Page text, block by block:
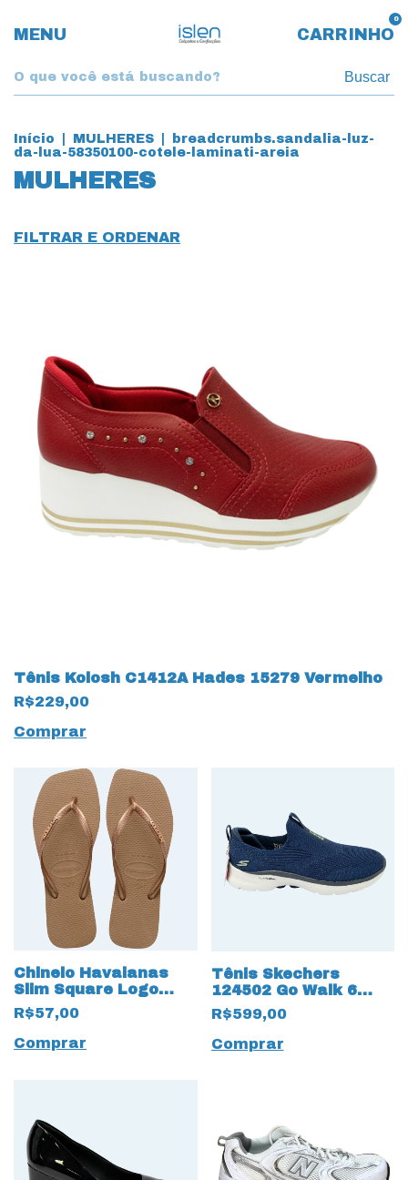
MENU CARRINHO
0
Buscar
Início MULHERES
breadcrumbs.sandalia-luz-
da-lua-58350100-cotele-laminati-areia
MULHERES
FILTRAR E ORDENAR
Tênis Kolosh C1412A Hades 15279 Vermelho
R$229,00
Comprar
Chinelo Havaianas
Slim Square Logo
Metalizado Dourado
R$57,00
Comprar
Tênis Skechers
124502 Go Walk 6
Glimmering 13564
com Hyper Pillars
R$599,00
Comprar